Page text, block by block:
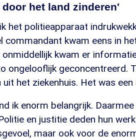
het land zinderen'
het politieapparaat
commandant kwam eens in
kwam er
ongelooflijk geconcentreerd.
het ziekenhuis. Het was een
ik enorm belangrijk.
en justitie deden hun
maar ook voor de